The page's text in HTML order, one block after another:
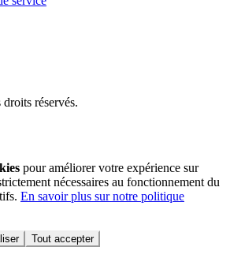
droits réservés.
pour améliorer votre expérience sur
nécessaires au fonctionnement du
En savoir plus sur notre politique
Tout accepter